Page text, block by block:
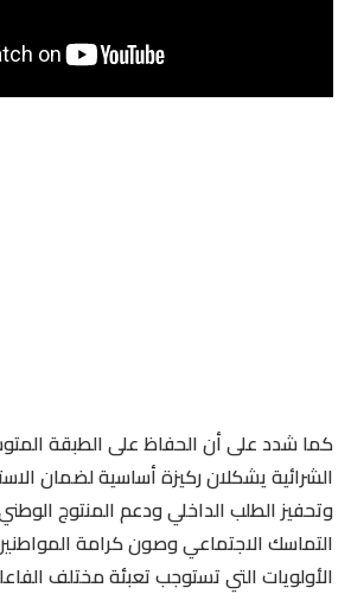
كما شدد على أن الحفاظ على الطبقة
الشرائية يشكلان ركيزة أساسية لضمان
وتحفيز الطلب الداخلي ودعم المنتوج
التماسك الاجتماعي وصون كرامة
الأولويات التي تستوجب تعبئة مختلف